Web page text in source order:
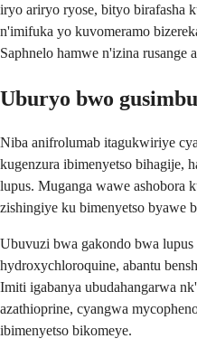
iryo ariryo ryose, bityo birafasha
n'imifuka yo kuvomeramo
Saphnelo hamwe n'izina rusange
Uburyo bwo
Niba anifrolumab itagukwiriye
kugenzura ibimenyetso bihagije,
lupus. Muganga wawe ashobora
zishingiye ku bimenyetso byawe
Ubuvuzi bwa gakondo bwa
hydroxychloroquine, abantu
Imiti igabanya ubudahangarwa
azathioprine, cyangwa
ibimenyetso bikomeye.